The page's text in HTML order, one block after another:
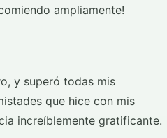
ampliamente!
y superó todas mis
que hice con mis
increíblemente gratificante.